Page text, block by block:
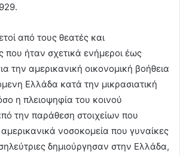
από τους θεατές και
που ήταν σχετικά ενήμεροι έως
την αμερικανική οικονομική βοήθεια
Ελλάδα κατά την μικρασιατική
η πλειοψηφία του κοινού
την παράθεση στοιχείων που
νοσοκομεία που γυναίκες
δημιούργησαν στην Ελλάδα,